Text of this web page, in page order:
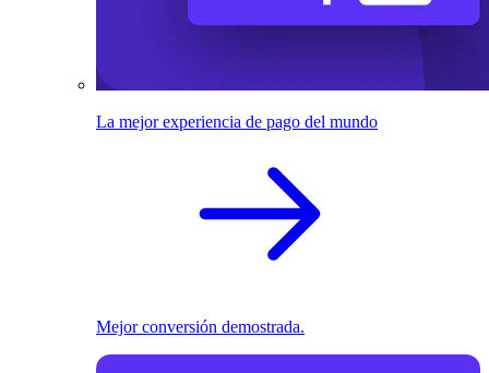
La mejor experiencia de pago del mundo
Mejor conversión demostrada.